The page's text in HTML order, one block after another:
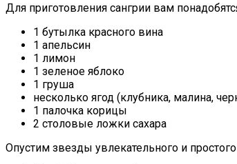
Для приготовления сангрии вам
1 бутылка красного вина
1 апельсин
1 лимон
1 зеленое яблоко
1 груша
несколько ягод (клубника, малина,
1 палочка корицы
2 столовые ложки сахара
Опустим звезды увлекательного и